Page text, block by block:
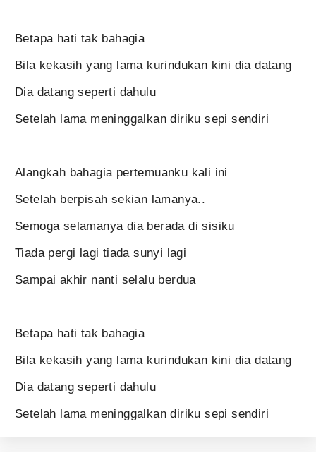
Betapa hati tak bahagia
Bila kekasih yang lama kurindukan kini dia datang
Dia datang seperti dahulu
Setelah lama meninggalkan diriku sepi sendiri
Alangkah bahagia pertemuanku kali ini
Setelah berpisah sekian lamanya..
Semoga selamanya dia berada di sisiku
Tiada pergi lagi tiada sunyi lagi
Sampai akhir nanti selalu berdua
Betapa hati tak bahagia
Bila kekasih yang lama kurindukan kini dia datang
Dia datang seperti dahulu
Setelah lama meninggalkan diriku sepi sendiri